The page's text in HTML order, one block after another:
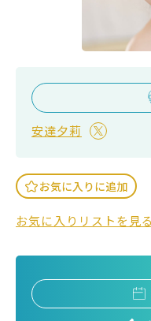
安達夕莉
お気に入りに追加
お気に入りリストを見る